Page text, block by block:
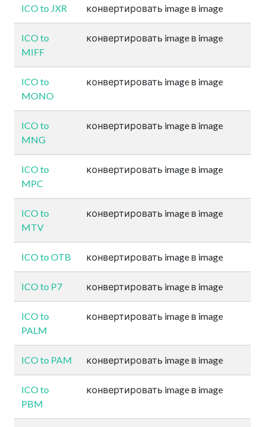
ICO to JXR конвертировать image в image
ICO to
MIFF
конвертировать image в image
ICO to
MONO
конвертировать image в image
ICO to
MNG
конвертировать image в image
ICO to
MPC
конвертировать image в image
ICO to
MTV
конвертировать image в image
ICO to OTB конвертировать image в image
ICO to P7 конвертировать image в image
ICO to
PALM
конвертировать image в image
ICO to PAM конвертировать image в image
ICO to
PBM
конвертировать image в image